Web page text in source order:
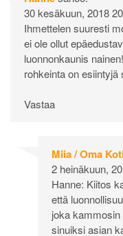
30 kesäkuun, 2018
Ihmettelen suuresti
ei ole ollut
luonnonkaunis
rohkeinta on esiintyjä
Vastaa
Miia / Oma
2 heinäkuun,
Hanne: Kiitos
että
joka
sinuiksi asian